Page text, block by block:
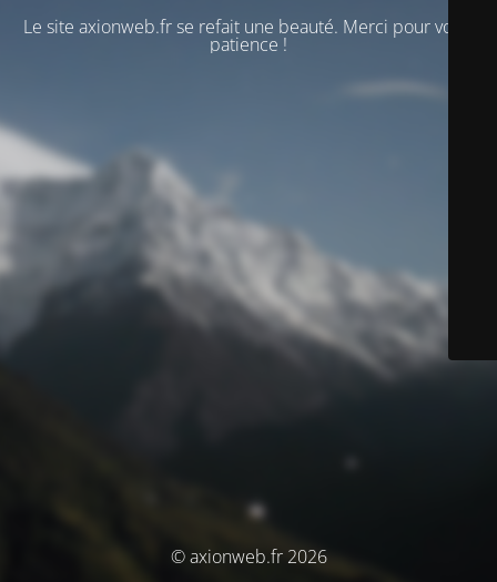
Le site axionweb.fr se refait une beauté. Merci pour votre
patience !
© axionweb.fr 2026